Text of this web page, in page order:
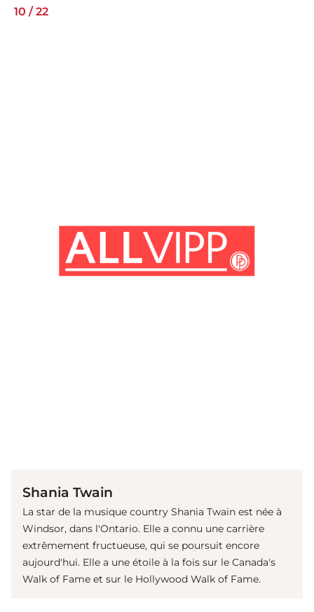
10 / 22
Shania Twain
La star de la musique country Shania Twain est née à
Windsor, dans l'Ontario. Elle a connu une carrière
extrêmement fructueuse, qui se poursuit encore
aujourd'hui. Elle a une étoile à la fois sur le Canada's
Walk of Fame et sur le Hollywood Walk of Fame.